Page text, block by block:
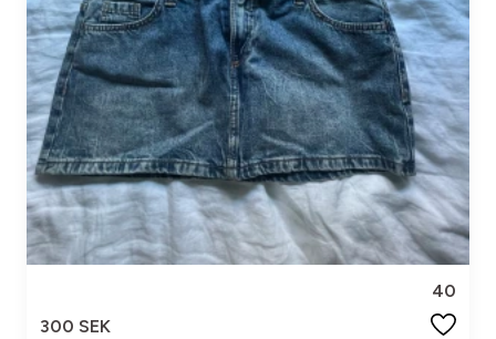
40
300 SEK